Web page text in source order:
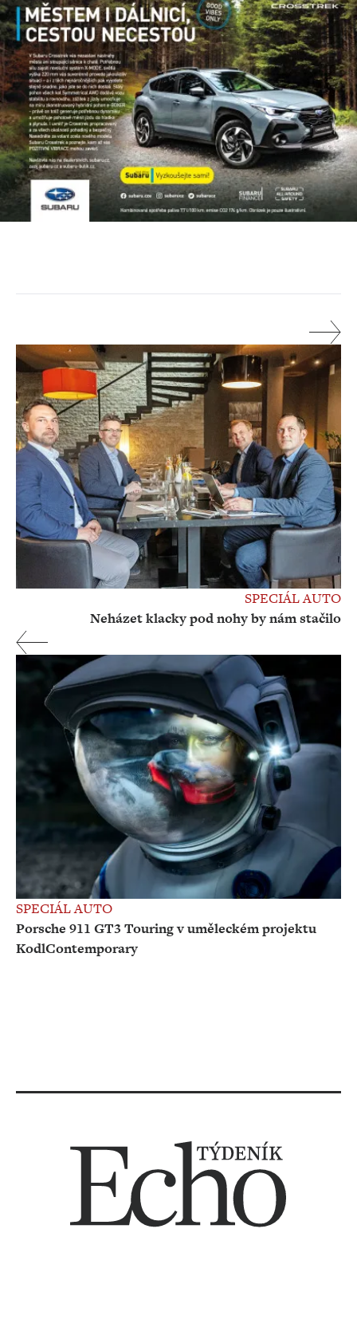
SPECIÁL AUTO
Neházet klacky pod nohy by nám stačilo
SPECIÁL AUTO
Porsche 911 GT3 Touring v uměleckém projektu
KodlContemporary